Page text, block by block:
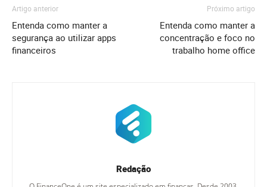
Artigo anterior
Entenda como manter a
segurança ao utilizar apps
financeiros
Próximo artigo
Entenda como manter a
concentração e foco no
trabalho home office
Redação